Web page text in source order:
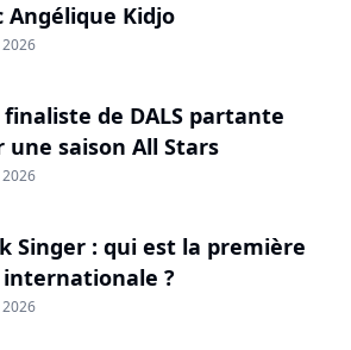
Angélique Kidjo
finaliste de DALS partante
une saison All Stars
Singer : qui est la première
?